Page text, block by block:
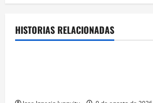
HISTORIAS RELACIONADAS
¿HABLAMOS DE VINO? NOTICIAS